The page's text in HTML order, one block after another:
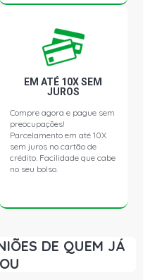
EM ATÉ 10X SEM
JUROS
Compre agora e pague sem
preocupações!
Parcelamento em até 10X
sem juros no cartão de
crédito. Facilidade que cabe
no seu bolso.
DE QUEM JÁ